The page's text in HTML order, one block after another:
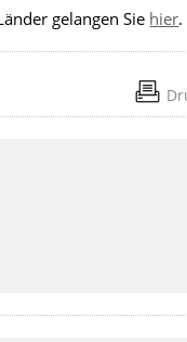
gelangen Sie hier.